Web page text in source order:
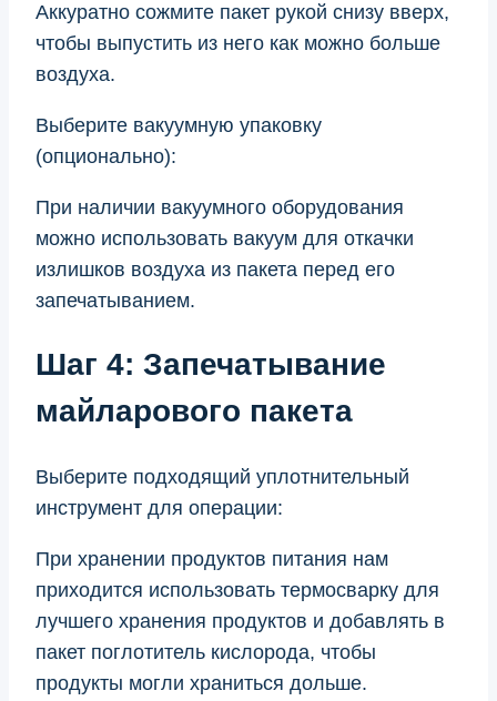
Аккуратно сожмите пакет рукой снизу вверх,
чтобы выпустить из него как можно больше
воздуха.
Выберите вакуумную упаковку
(опционально):
При наличии вакуумного оборудования
можно использовать вакуум для откачки
излишков воздуха из пакета перед его
запечатыванием.
Шаг 4: Запечатывание
майларового пакета
Выберите подходящий уплотнительный
инструмент для операции:
При хранении продуктов питания нам
приходится использовать термосварку для
лучшего хранения продуктов и добавлять в
пакет поглотитель кислорода, чтобы
продукты могли храниться дольше.